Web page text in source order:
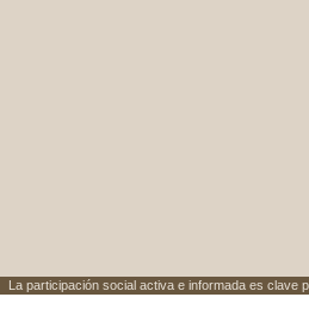
La participación social activa e informada es clave